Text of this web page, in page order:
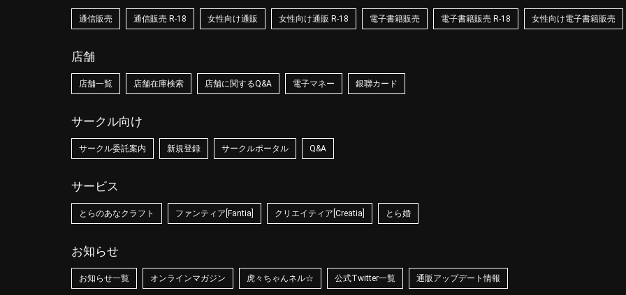
通信販売 通信販売 R-18 女性向け通販 女性向け通販 R-18 電子書籍販売 電子書籍販売 R-18 女性向け電子書籍販売
店舗
店舗一覧 店舗在庫検索 店舗に関するQ&A 電子マネー 銀聯カード
サークル向け
サークル委託案内 新規登録 サークルポータル Q&A
サービス
とらのあなクラフト ファンティア[Fantia] クリエイティア[Creatia] とら婚
お知らせ
お知らせ一覧 オンラインマガジン 虎々ちゃんネル☆ 公式Twitter一覧 通販アップデート情報